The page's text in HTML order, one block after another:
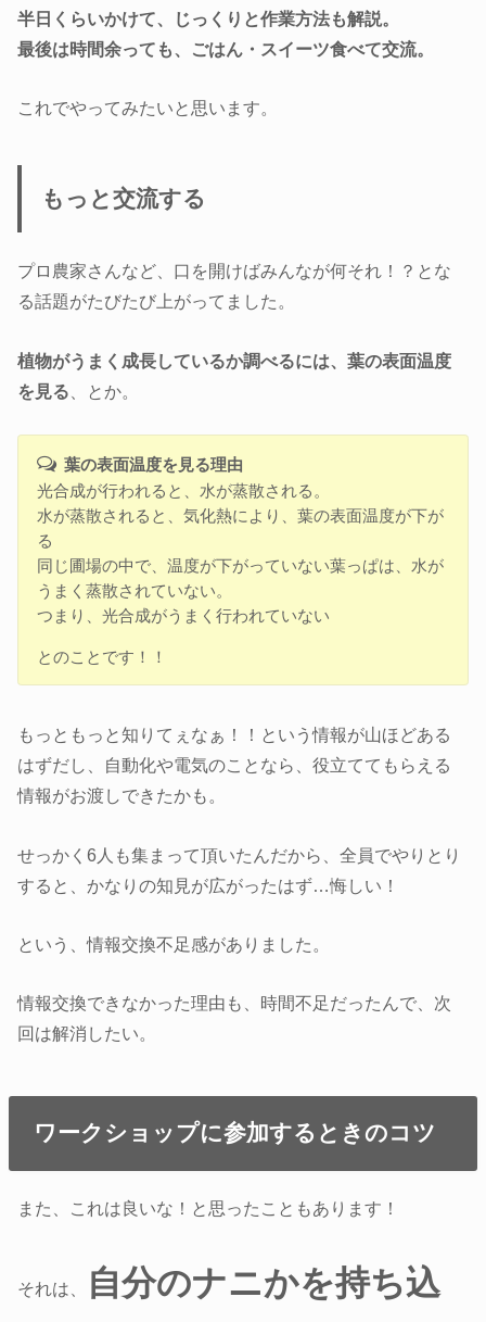
半日くらいかけて、じっくりと作業方法も解説。
最後は時間余っても、ごはん・スイーツ食べて交流。
これでやってみたいと思います。
もっと交流する
プロ農家さんなど、口を開けばみんなが何それ！？とな
る話題がたびたび上がってました。
植物がうまく成長しているか調べるには、葉の表面温度
を見る 、とか。
葉の表面温度を見る理由
光合成が行われると、水が蒸散される。
水が蒸散されると、気化熱により、葉の表面温度が下が
る
同じ圃場の中で、温度が下がっていない葉っぱは、水が
うまく蒸散されていない。
つまり、光合成がうまく行われていない
とのことです！！
もっともっと知りてぇなぁ！！という情報が山ほどある
はずだし、自動化や電気のことなら、役立ててもらえる
情報がお渡しできたかも。
せっかく6人も集まって頂いたんだから、全員でやりとり
すると、かなりの知見が広がったはず…悔しい！
という、情報交換不足感がありました。
情報交換できなかった理由も、時間不足だったんで、次
回は解消したい。
ワークショップに参加するときのコツ
また、これは良いな！と思ったこともあります！
それは、
自分のナニかを持ち込